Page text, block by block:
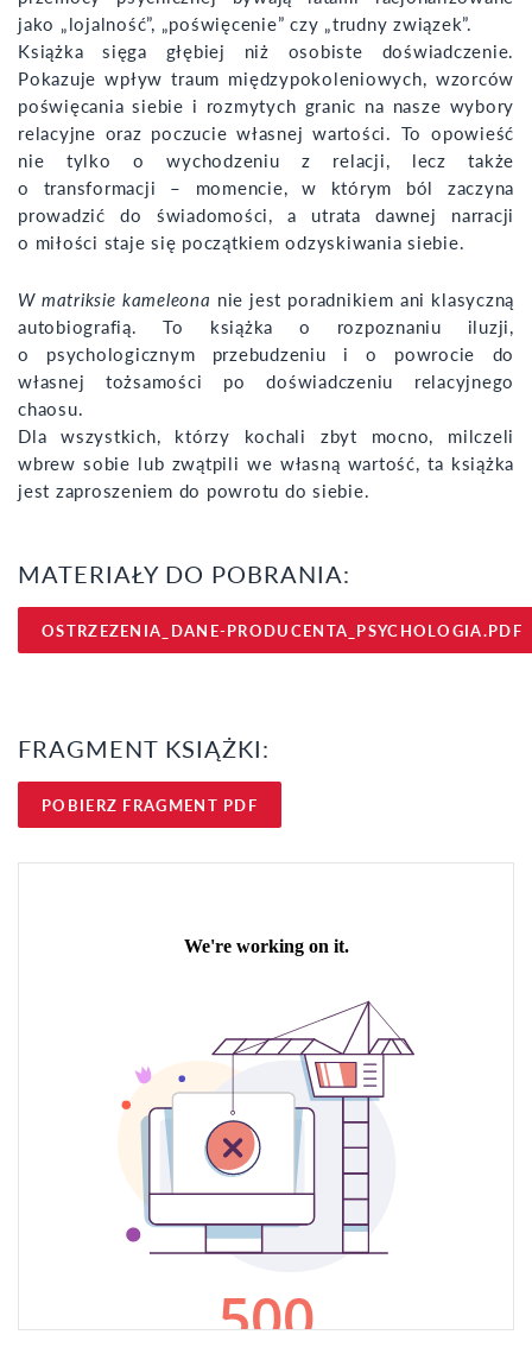
jako „lojalność”, „poświęcenie” czy „trudny związek”.
Książka sięga głębiej niż osobiste doświadczenie.
Pokazuje wpływ traum międzypokoleniowych, wzorców
poświęcania siebie i rozmytych granic na nasze wybory
relacyjne oraz poczucie własnej wartości. To opowieść
nie tylko o wychodzeniu z relacji, lecz także
o transformacji – momencie, w którym ból zaczyna
prowadzić do świadomości, a utrata dawnej narracji
o miłości staje się początkiem odzyskiwania siebie.
W matriksie kameleona nie jest poradnikiem ani klasyczną
autobiografią. To książka o rozpoznaniu iluzji,
o psychologicznym przebudzeniu i o powrocie do
własnej tożsamości po doświadczeniu relacyjnego
chaosu.
Dla wszystkich, którzy kochali zbyt mocno, milczeli
wbrew sobie lub zwątpili we własną wartość, ta książka
jest zaproszeniem do powrotu do siebie.
MATERIAŁY DO POBRANIA:
OSTRZEZENIA_DANE-PRODUCENTA_PSYCHOLOGIA.PDF
FRAGMENT KSIĄŻKI:
POBIERZ FRAGMENT PDF